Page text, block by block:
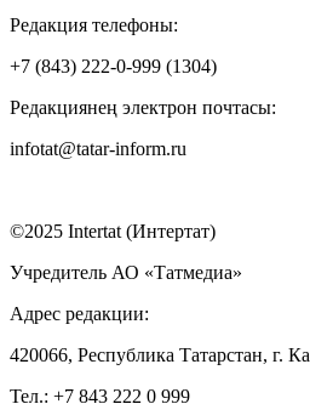
Редакция телефоны:
+7 (843) 222-0-999 (1304)
Редакциянең электрон почтасы:
infotat@tatar-inform.ru
©2025 Intertat (Интертат)
Учредитель АО «Татмедиа»
Адрес редакции:
420066, Республика Татарстан, г.
Тел.: +7 843 222 0 999